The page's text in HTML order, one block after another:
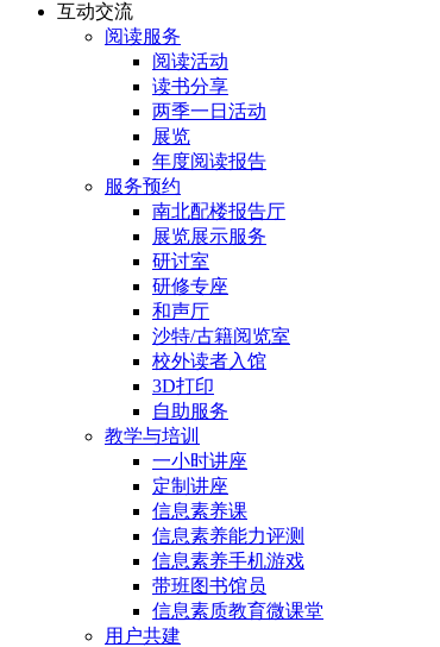
互动交流
阅读服务
阅读活动
读书分享
两季一日活动
展览
年度阅读报告
服务预约
南北配楼报告厅
展览展示服务
研讨室
研修专座
和声厅
沙特/古籍阅览室
校外读者入馆
3D打印
自助服务
教学与培训
一小时讲座
定制讲座
信息素养课
信息素养能力评测
信息素养手机游戏
带班图书馆员
信息素质教育微课堂
用户共建